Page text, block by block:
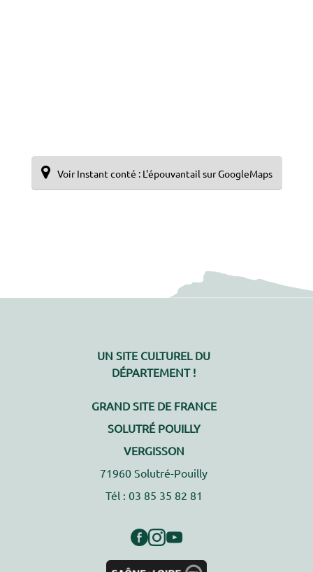
Voir Instant conté : L'épouvantail sur GoogleMaps
UN SITE CULTUREL DU
DÉPARTEMENT !
GRAND SITE DE FRANCE
SOLUTRÉ POUILLY
VERGISSON
71960 Solutré-Pouilly
Tél : 03 85 35 82 81